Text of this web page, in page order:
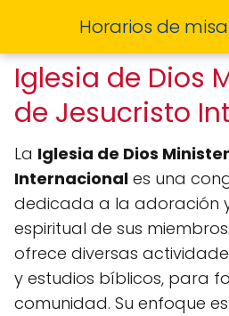
Horarios de
Iglesia de Dios
de Jesucristo
La Iglesia de Dios
Internacional es una
dedicada a la adoración
espiritual de sus
ofrece diversas
y estudios bíblicos, para
comunidad. Su enfoque